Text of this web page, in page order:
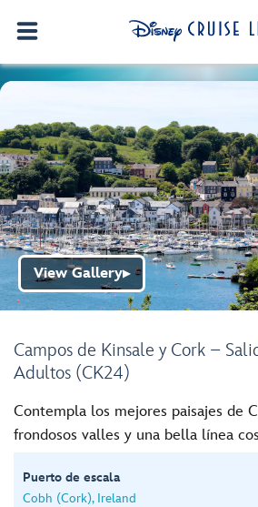
Campos de Kinsale y Cork –
Adultos (CK24)
View Gallery▶
Contempla los mejores paisajes de
frondosos valles y una bella línea
Puerto de escala
Cobh (Cork), Ireland